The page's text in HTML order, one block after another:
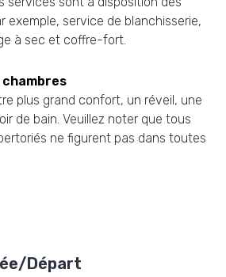
exemple, service de blanchisserie,
à sec et coffre-fort.
chambres
plus grand confort, un réveil, une
de bain. Veuillez noter que tous
ne figurent pas dans toutes
Départ